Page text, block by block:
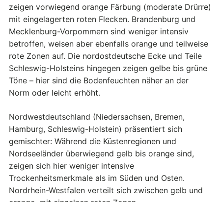
zeigen vorwiegend orange Färbung (moderate Drürre)
mit eingelagerten roten Flecken. Brandenburg und
Mecklenburg-Vorpommern sind weniger intensiv
betroffen, weisen aber ebenfalls orange und teilweise
rote Zonen auf. Die nordostdeutsche Ecke und Teile
Schleswig-Holsteins hingegen zeigen gelbe bis grüne
Töne – hier sind die Bodenfeuchten näher an der
Norm oder leicht erhöht.
Nordwestdeutschland (Niedersachsen, Bremen,
Hamburg, Schleswig-Holstein) präsentiert sich
gemischter: Während die Küstenregionen und
Nordseeländer überwiegend gelb bis orange sind,
zeigen sich hier weniger intensive
Trockenheitsmerkmale als im Süden und Osten.
Nordrhein-Westfalen verteilt sich zwischen gelb und